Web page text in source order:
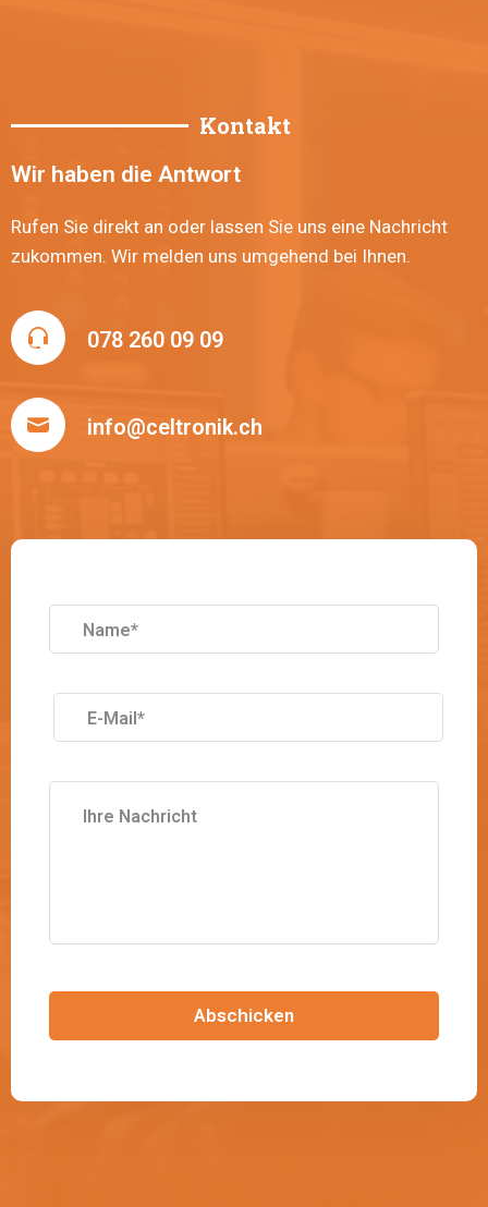
Kontakt
Wir haben die Antwort
Rufen Sie direkt an oder lassen Sie uns eine Nachricht
zukommen. Wir melden uns umgehend bei Ihnen.
078 260 09 09
info@celtronik.ch